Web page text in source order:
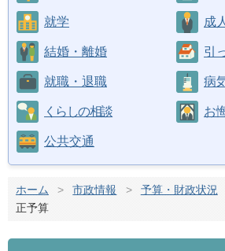
就学 成人
結婚・離婚 引
就職・退職 病
くらしの相談 お
公共交通
ホーム > 市政情報 > 予算・財政状況
正予算